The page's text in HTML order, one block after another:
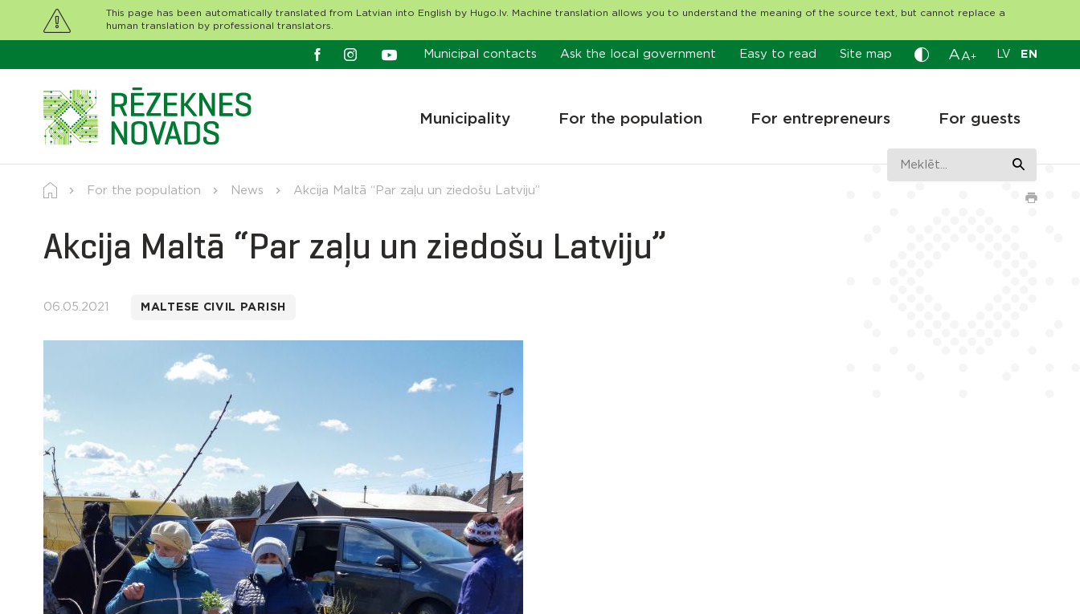
This page has been automatically translated from Latvian into English by Hugo.lv. Machine translation allows you to understand the meaning of the source text, but cannot replace a
human translation by professional translators.
Municipal contacts Ask the local government Easy to read Site map A A+ LV EN
Municipality For the population For entrepreneurs For guests
For the population News Akcija Maltā “Par zaļu un ziedošu Latviju”
Akcija Maltā “Par zaļu un ziedošu Latviju”
06.05.2021 MALTESE CIVIL PARISH